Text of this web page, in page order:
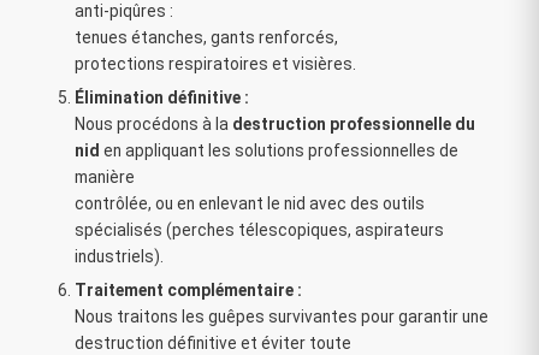
anti-piqûres :
tenues étanches, gants renforcés,
protections respiratoires et visières.
Élimination définitive :
Nous procédons à la destruction professionnelle du
nid en appliquant les solutions professionnelles de
manière
contrôlée, ou en enlevant le nid avec des outils
spécialisés (perches télescopiques, aspirateurs
industriels).
Traitement complémentaire :
Nous traitons les guêpes survivantes pour garantir une
destruction définitive et éviter toute